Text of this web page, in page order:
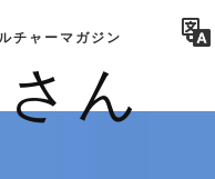
ん
チャーマガジン